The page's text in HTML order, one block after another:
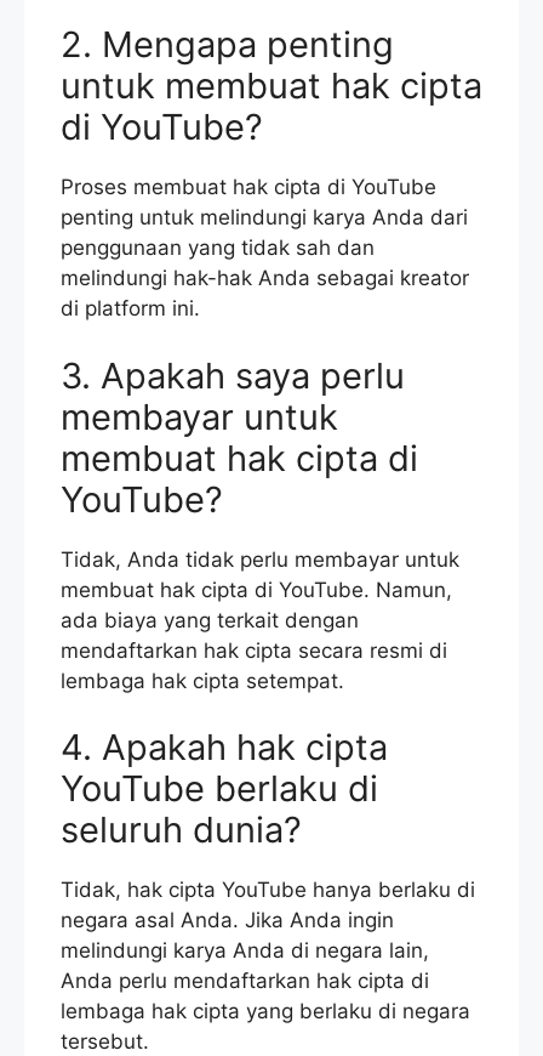
2. Mengapa penting
untuk membuat hak cipta
di YouTube?
Proses membuat hak cipta di YouTube
penting untuk melindungi karya Anda dari
penggunaan yang tidak sah dan
melindungi hak-hak Anda sebagai kreator
di platform ini.
3. Apakah saya perlu
membayar untuk
membuat hak cipta di
YouTube?
Tidak, Anda tidak perlu membayar untuk
membuat hak cipta di YouTube. Namun,
ada biaya yang terkait dengan
mendaftarkan hak cipta secara resmi di
lembaga hak cipta setempat.
4. Apakah hak cipta
YouTube berlaku di
seluruh dunia?
Tidak, hak cipta YouTube hanya berlaku di
negara asal Anda. Jika Anda ingin
melindungi karya Anda di negara lain,
Anda perlu mendaftarkan hak cipta di
lembaga hak cipta yang berlaku di negara
tersebut.